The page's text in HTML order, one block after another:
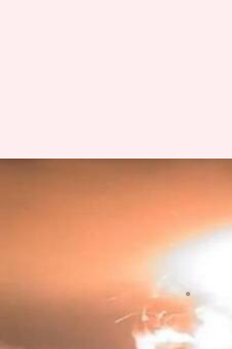
Israel: టార్టస్‌
దాడి.. 2012
మొదటిసారి
Jayachandra Akuri Dec